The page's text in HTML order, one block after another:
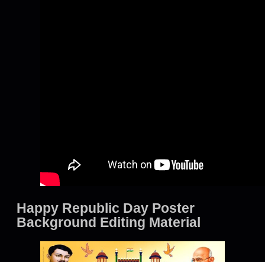
Happy Republic Day Poster
Background Editing Material